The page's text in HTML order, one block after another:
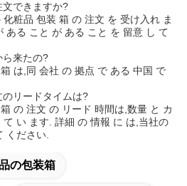
できますか?
粧品 包装 箱 の 注文 を 受け入れ ま
ある こと が ある こと を 留意 し て
ら来たの?
は,同 会社 の 拠点 で ある 中国 で
リードタイムは?
の 注文 の リード 時間は,数量 と カ
い ます. 詳細 の 情報 に は,当社の
ください.
の包装箱